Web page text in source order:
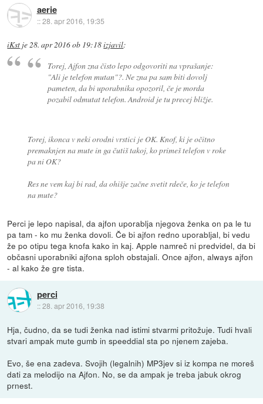
aerie
::28. apr 2016, 19:35
iKst je 28. apr 2016 ob 19:18izjavil:
Torej, Ajfon zna čisto lepo odgovoriti na vprašanje:
"Ali je telefon mutan"?. Ne zna pa sam biti dovolj
pameten, da bi uporabnika opozoril, če je morda
pozabil odmutat telefon. Android je tu precej bližje.
Torej, ikonca v neki orodni vrstici je OK. Knof, ki je očitno
premaknjen na mute in ga čutiš takoj, ko primeš telefon v roke
pa ni OK?
Res ne vem kaj bi rad, da ohišje začne svetit rdeče, ko je telefon
na mute?
Perci je lepo napisal, da ajfon uporablja njegova ženka on pa le tu
pa tam - ko mu ženka dovoli. Če bi ajfon redno uporabljal, bi vedu
že po otipu tega knofa kako in kaj. Apple namreč ni predvidel, da bi
občasni uporabniki ajfona sploh obstajali. Once ajfon, always ajfon
- al kako že gre tista.
perci
::28. apr 2016, 19:38
Hja, čudno, da se tudi ženka nad istimi stvarmi pritožuje. Tudi hvali
stvari ampak mute gumb in speeddial sta po njenem zajeba.
Evo, še ena zadeva. Svojih (legalnih) MP3jev si iz kompa ne moreš
dati za melodijo na Ajfon. No, se da ampak je treba jabuk okrog
prnest.